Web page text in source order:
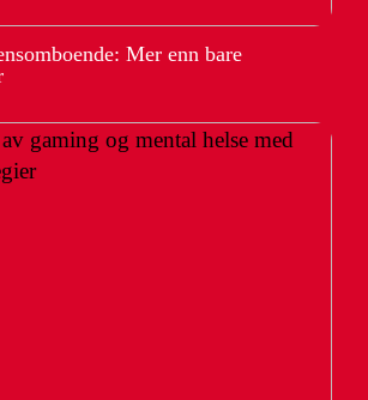
Mer enn bare